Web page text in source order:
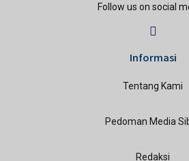
Follow us on social
Informasi
Tentang Kami
Pedoman Media
Redaksi